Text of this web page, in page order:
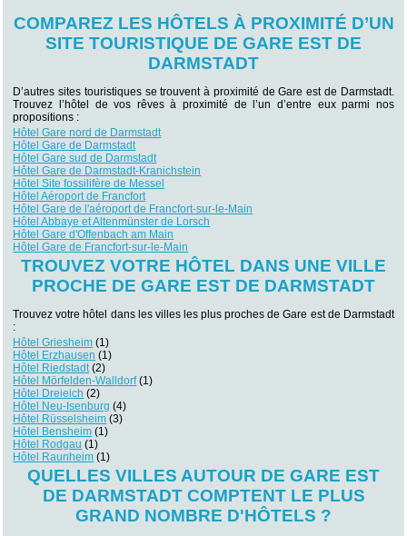
COMPAREZ LES HÔTELS À PROXIMITÉ D’UN
SITE TOURISTIQUE DE GARE EST DE
DARMSTADT
D’autres sites touristiques se trouvent à proximité de Gare est de Darmstadt.
Trouvez l’hôtel de vos rêves à proximité de l’un d’entre eux parmi nos
propositions :
Hôtel Gare nord de Darmstadt
Hôtel Gare de Darmstadt
Hôtel Gare sud de Darmstadt
Hôtel Gare de Darmstadt-Kranichstein
Hôtel Site fossilifère de Messel
Hôtel Aéroport de Francfort
Hôtel Gare de l'aéroport de Francfort-sur-le-Main
Hôtel Abbaye et Altenmünster de Lorsch
Hôtel Gare d'Offenbach am Main
Hôtel Gare de Francfort-sur-le-Main
TROUVEZ VOTRE HÔTEL DANS UNE VILLE
PROCHE DE GARE EST DE DARMSTADT
Trouvez votre hôtel dans les villes les plus proches de Gare est de Darmstadt
:
Hôtel Griesheim (1)
Hôtel Erzhausen (1)
Hôtel Riedstadt(2)
Hôtel Mörfelden-Walldorf(1)
Hôtel Dreieich (2)
Hôtel Neu-Isenburg (4)
Hôtel Rüsselsheim (3)
Hôtel Bensheim (1)
Hôtel Rodgau (1)
Hôtel Raunheim (1)
QUELLES VILLES AUTOUR DE GARE EST
DE DARMSTADT COMPTENT LE PLUS
GRAND NOMBRE D'HÔTELS ?